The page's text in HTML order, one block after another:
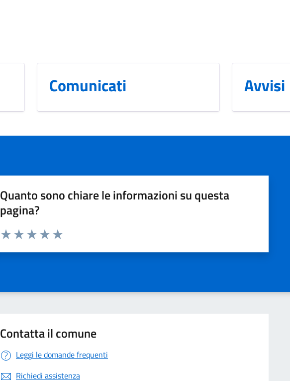
Comunicati Avvisi
Quanto sono chiare le informazioni su questa
pagina?
Valuta da 1 a 5 stelle la pagina
Contatta il comune
Leggi le domande frequenti
Richiedi assistenza